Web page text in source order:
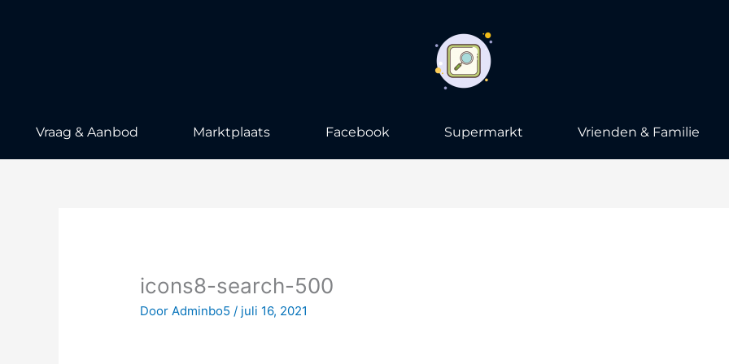
Vraag & Aanbod Marktplaats Facebook Supermarkt Vrienden & Familie
icons8-search-500
DoorAdminbo5/ juli 16, 2021